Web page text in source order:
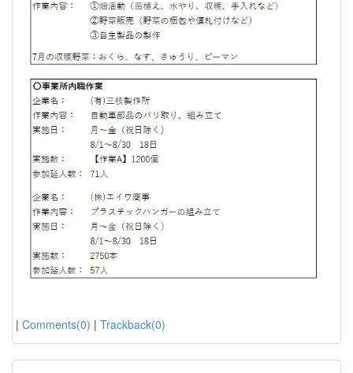
| Comments(0) | Trackback(0)